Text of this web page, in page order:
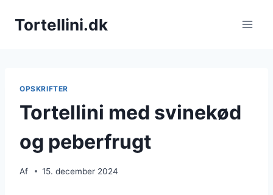
Tortellini.dk
OPSKRIFTER
Tortellini med svinekød
og peberfrugt
Af 15. december 2024